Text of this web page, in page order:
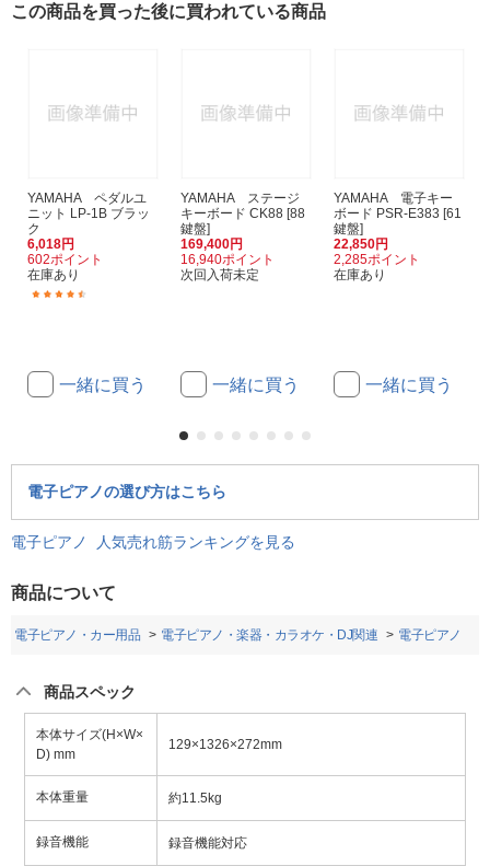
この商品を買った後に買われている商品
YAMAHA ペダルユ
ニット LP-1B ブラッ
ク
6,018円
602ポイント
在庫あり
一緒に買う
YAMAHA ステージ
キーボード CK88 [88
鍵盤]
169,400円
16,940ポイント
次回入荷未定
一緒に買う
YAMAHA 電子キー
ボード PSR-E383 [61
鍵盤]
22,850円
2,285ポイント
在庫あり
一緒に買う
電子ピアノの選び方はこちら
電子ピアノ 人気売れ筋ランキングを見る
商品について
電子ピアノ・カー用品 電子ピアノ・楽器・カラオケ・DJ関連 電子ピアノ
商品スペック
本体サイズ(H×W×
D) mm
129×1326×272mm
本体重量 約11.5kg
録音機能 録音機能対応